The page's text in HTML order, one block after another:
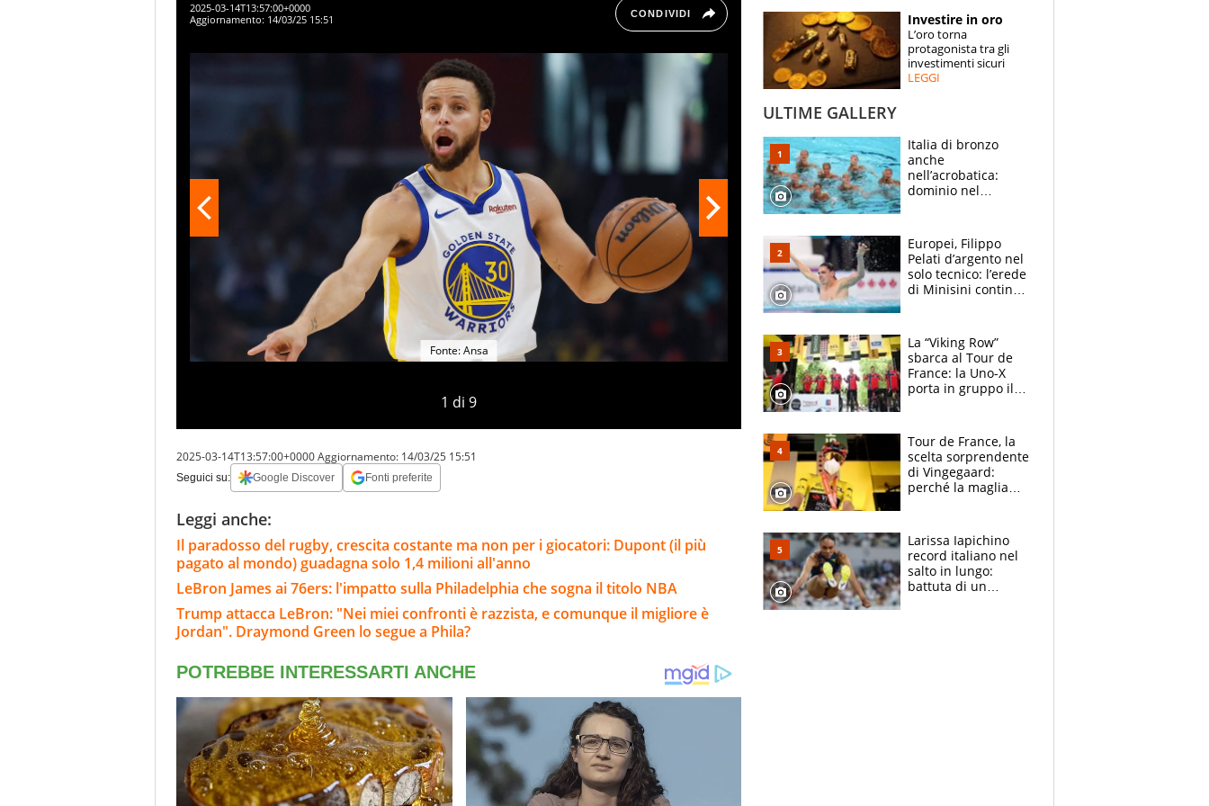
SPECIALI
ESPERTI
2025-03-14T13:57:00+0000
Aggiornamento: 14/03/25 15:51 CONDIVIDI
1 di 9
Fonte: Ansa
2025-03-14T13:57:00+0000Aggiornamento: 14/03/25 15:51
Seguici su: Google Discover Fonti preferite
Leggi anche:
Il paradosso del rugby, crescita costante ma non per i giocatori: Dupont (il più
pagato al mondo) guadagna solo 1,4 milioni all'anno
LeBron James ai 76ers: l'impatto sulla Philadelphia che sogna il titolo NBA
Trump attacca LeBron: "Nei miei confronti è razzista, e comunque il migliore è
Jordan". Draymond Green lo segue a Phila?
Investire in oro
L’oro torna
protagonista tra gli
investimenti sicuri
LEGGI
ULTIME GALLERY
Italia di bronzo
anche
nell’acrobatica:
dominio nel
e compagni
continuare
Europei, Filippo
Pelati d’argento nel
solo tecnico: l’erede
di Minisini continua
mirino
La “Viking Row”
sbarca al Tour de
France: la Uno-X
porta in gruppo il
compagni
Tour de France, la
scelta sorprendente
di Vingegaard:
perché la maglia
rischio da evitare
Larissa Iapichino
record italiano nel
salto in lungo:
battuta di un